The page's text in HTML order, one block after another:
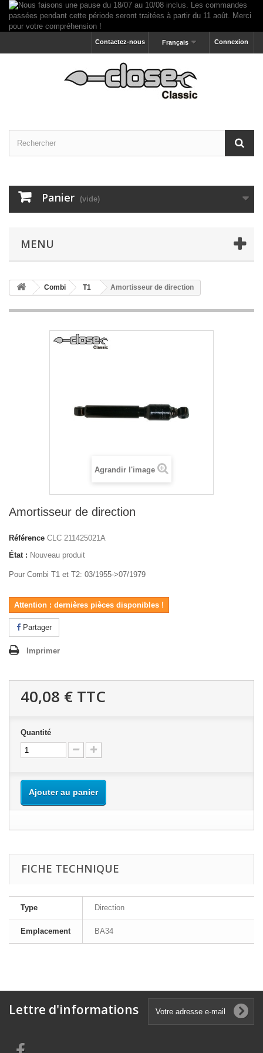
Connexion
Français
Contactez-nous
Panier (vide)
MENU
Combi T1 Amortisseur de direction
Agrandir l'image
Amortisseur de direction
Référence CLC 211425021A
État : Nouveau produit
Pour Combi T1 et T2: 03/1955->07/1979
Attention : dernières pièces disponibles !
Partager
Imprimer
40,08 € TTC
Quantité
Ajouter au panier
FICHE TECHNIQUE
Type Direction
Emplacement BA34
Lettre d'informations